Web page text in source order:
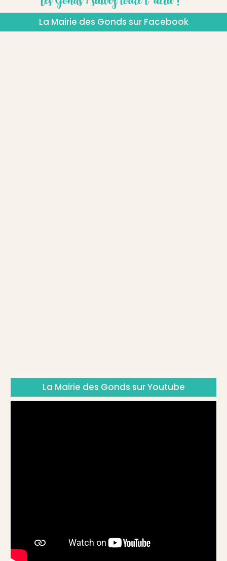
La Mairie des Gonds sur Facebook
La Mairie des Gonds sur Youtube